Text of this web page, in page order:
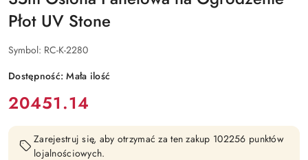
Płot UV Stone
Symbol: RC-K-2280
Dostępność:Mała ilość
cena:
20451.14
Zarejestruj się, aby otrzymać za ten zakup 102256 punktów
lojalnościowych.